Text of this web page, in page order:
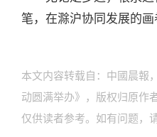
笔，在滁沪协同发展的
本文内容转载自：中國晨報
动圆满举办》，版权归原作
仅供读者参考。如有问题，